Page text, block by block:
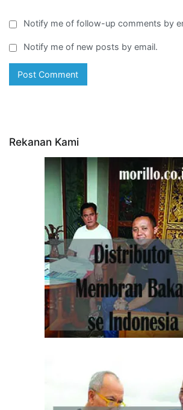
Notify me of follow-up comments by
Notify me of new posts by email.
Rekanan Kami